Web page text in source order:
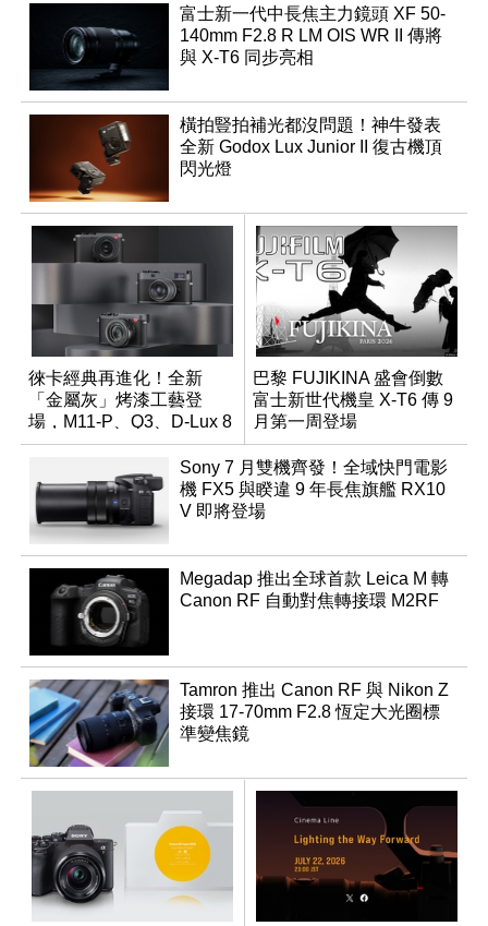
富士新一代中長焦主力鏡頭 XF 50-
140mm F2.8 R LM OIS WR II 傳將
與 X-T6 同步亮相
橫拍豎拍補光都沒問題！神牛發表
全新 Godox Lux Junior II 復古機頂
閃光燈
徠卡經典再進化！全新
「金屬灰」烤漆工藝登
場，M11-P、Q3、D-Lux 8
領銜換裝
巴黎 FUJIKINA 盛會倒數
富士新世代機皇 X-T6 傳 9
月第一周登場
Sony 7 月雙機齊發！全域快門電影
機 FX5 與睽違 9 年長焦旗艦 RX10
V 即將登場
Megadap 推出全球首款 Leica M 轉
Canon RF 自動對焦轉接環 M2RF
Tamron 推出 Canon RF 與 Nikon Z
接環 17-70mm F2.8 恆定大光圈標
準變焦鏡